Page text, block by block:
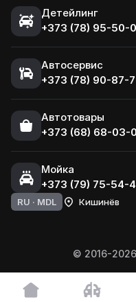
Детейлинг
+373 (78) 95-50-
Автосервис
+373 (78) 90-87-
Автотовары
+373 (68) 68-03-
Мойка
+373 (79) 75-54-
© 2016-
RU · MDL Кишинёв